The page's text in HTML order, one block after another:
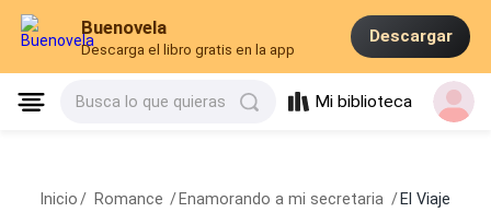
Buenovela
Descarga el libro gratis en la app
Descargar
Busca lo que quieras Mi biblioteca
Inicio / Romance / Enamorando a mi secretaria / El Viaje